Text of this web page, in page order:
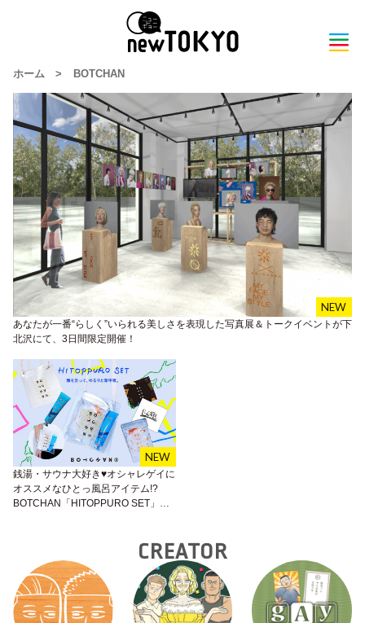
ホーム > BOTCHAN
あなたが一番“らしく”いられる美しさを表現した写真展＆トークイベントが下
北沢にて、3日間限定開催！
銭湯・サウナ大好き♥︎オシャレゲイに
オススメなひとっ風呂アイテム!?
BOTCHAN「HITOPPURO SET」が
CREATOR